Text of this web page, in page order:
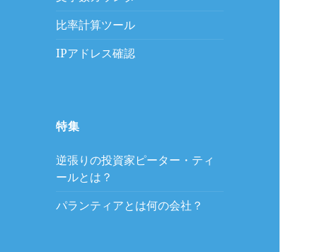
比率計算ツール
IPアドレス確認
特集
逆張りの投資家ピーター・ティ
ールとは？
パランティアとは何の会社？